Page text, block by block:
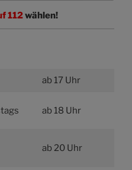
112wählen!
ab 17 Uhr
ab 18 Uhr
ab 20 Uhr